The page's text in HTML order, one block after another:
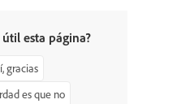
esta página?
gracias
es que no